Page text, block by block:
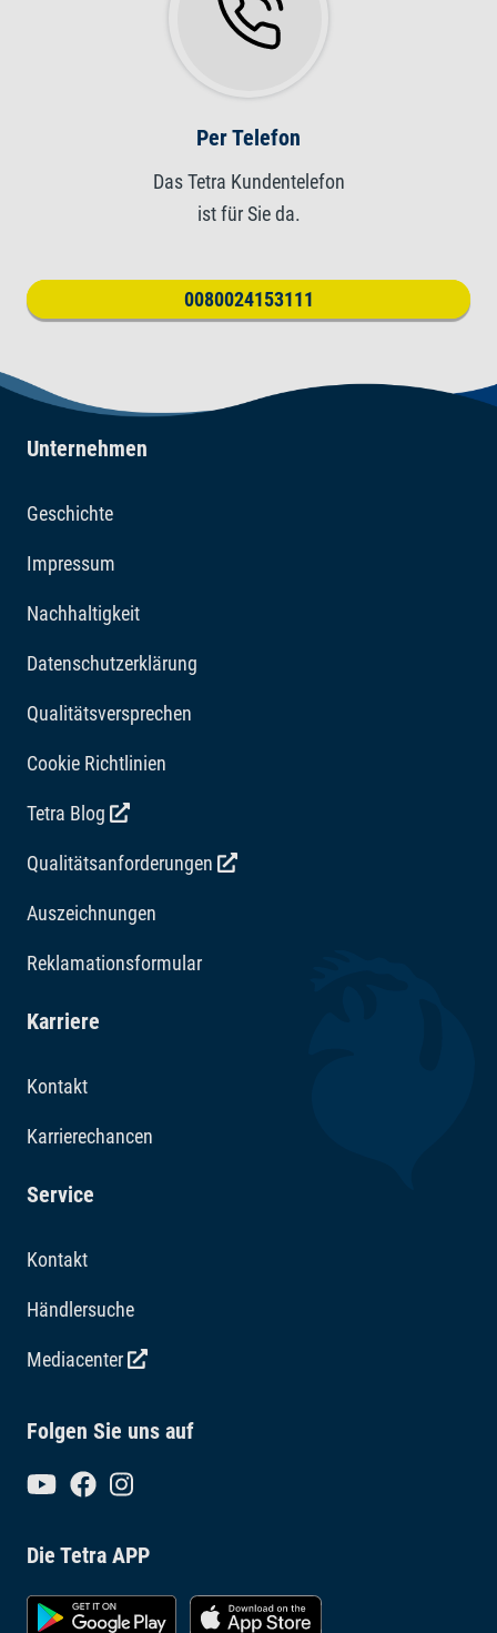
Per Telefon
Das Tetra Kundentelefon
ist für Sie da.
0080024153111
Unternehmen
Geschichte
Impressum
Nachhaltigkeit
Datenschutzerklärung
Qualitätsversprechen
Cookie Richtlinien
Tetra Blog
Qualitätsanforderungen
Auszeichnungen
Reklamationsformular
Karriere
Kontakt
Karrierechancen
Service
Kontakt
Händlersuche
Mediacenter
Folgen Sie uns auf
Die Tetra APP